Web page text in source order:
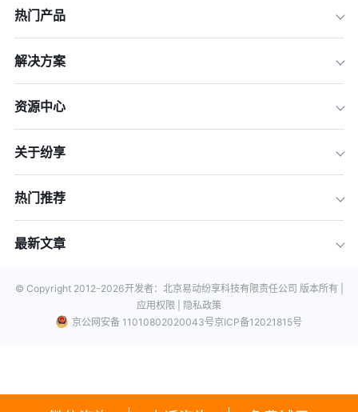
热门产品
解决方案
资源中心
关于纷享
热门推荐
最新文章
© Copyright 2012-2026开发者：北京易动纷享科技有限责任公司 版本所有 |
应用权限 |
隐私政策
京公网安备 11010802020043号京ICP备12021815号